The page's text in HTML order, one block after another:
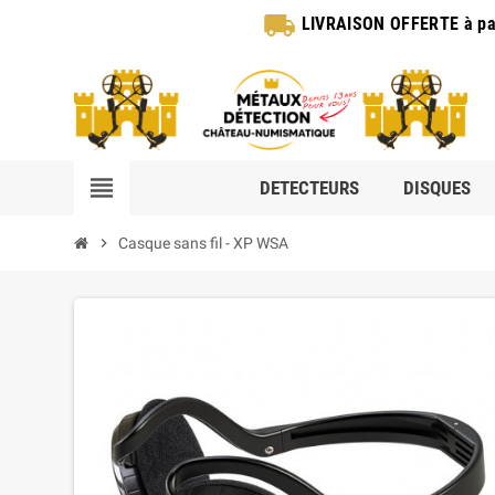
local_shipping LIVRAISON OFFERTE à
view_headline DETECTEURS DISQUES
chevron_right Casque sans fil - XP WSA